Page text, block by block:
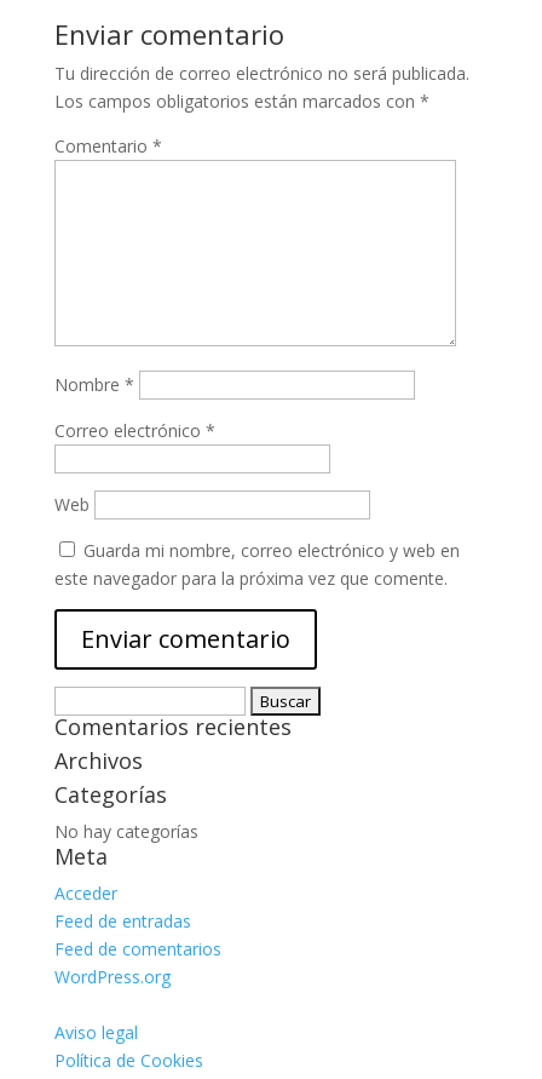
Enviar comentario
Tu dirección de correo electrónico no será publicada.
Los campos obligatorios están marcados con *
Comentario *
Nombre *
Correo electrónico *
Web
Guarda mi nombre, correo electrónico y web en
este navegador para la próxima vez que comente.
Comentarios recientes
Archivos
Categorías
No hay categorías
Meta
Acceder
Feed de entradas
Feed de comentarios
WordPress.org
Aviso legal
Política de Cookies